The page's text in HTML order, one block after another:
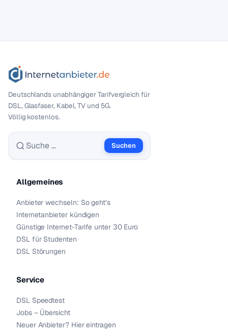
Deutschlands unabhängiger Tarif­vergleich für
DSL, Glasfaser, Kabel, TV und 5G.
Völlig kostenlos.
Suche nach:
Suchen
Allgemeines
Anbieter wechseln: So geht’s
Internetanbieter kündigen
Günstige Internet-Tarife unter 30 Euro
DSL für Studenten
DSL Störungen
Service
DSL Speedtest
Jobs – Übersicht
Neuer Anbieter? Hier eintragen